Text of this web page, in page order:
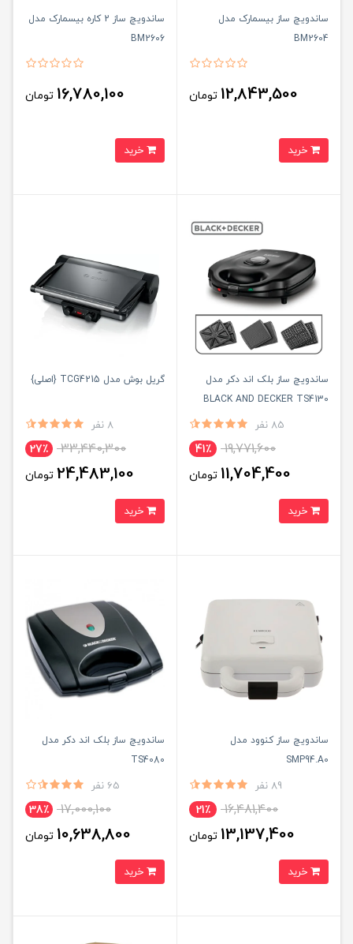
ساندویچ ساز بیسمارک مدل
BM2604
12,843,500 تومان
ساندویچ ساز 2 کاره بیسمارک مدل
BM2606
16,780,100 تومان
ساندویچ ساز بلک اند دکر مدل
BLACK AND DECKER TS4130
85 نفر
19,771,600 41٪
11,704,400 تومان
گریل بوش مدل TCG4215 {اصلی}
8 نفر
33,440,300 27٪
24,483,100 تومان
ساندویچ ساز کنوود مدل
SMP94.A0
89 نفر
16,481,400 21٪
13,137,400 تومان
ساندویچ ساز بلک اند دکر مدل
TS4080
65 نفر
17,000,100 38٪
10,638,800 تومان